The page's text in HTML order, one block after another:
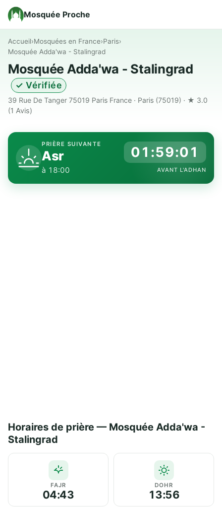
Mosquée Proche
Accueil›Mosquées en France›Paris›
Mosquée Adda'wa - Stalingrad
Mosquée Adda'wa - Stalingrad
✓ Vérifiée
39 Rue De Tanger 75019 Paris France · Paris (75019) · ★ 3.0
(1 Avis)
PRIÈRE SUIVANTE
Asr
à 18:00
01:59:00
AVANT L'ADHAN
Horaires de prière — Mosquée Adda'wa -
Stalingrad
FAJR
04:43
DOHR
13:56